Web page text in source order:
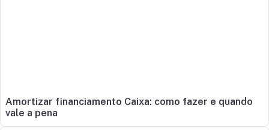
Amortizar financiamento Caixa: como fazer e quando
vale a pena